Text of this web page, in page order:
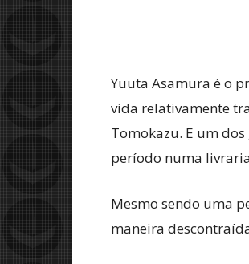
Yuuta Asamura é o
vida relativamente
Tomokazu. E um
período numa
Mesmo sendo uma
maneira